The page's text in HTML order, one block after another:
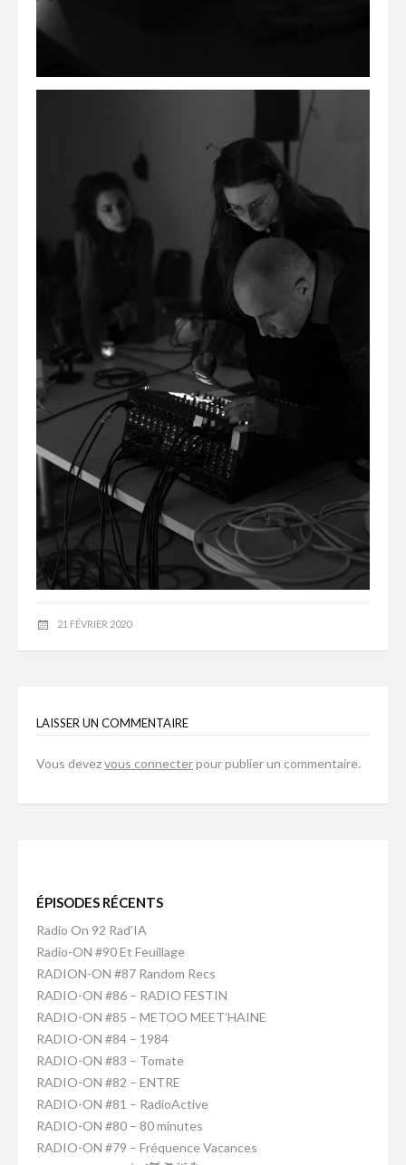
21 FÉVRIER 2020
LAISSER UN COMMENTAIRE
Vous devezvous connecterpour publier un commentaire.
ÉPISODES RÉCENTS
Radio On 92 Rad’IA
Radio-ON #90 Et Feuillage
RADION-ON #87 Random Recs
RADIO-ON #86 – RADIO FESTIN
RADIO-ON #85 – METOO MEET’HAINE
RADIO-ON #84 – 1984
RADIO-ON #83 – Tomate
RADIO-ON #82 – ENTRE
RADIO-ON #81 – RadioActive
RADIO-ON #80 – 80 minutes
RADIO-ON #79 – Fréquence Vacances